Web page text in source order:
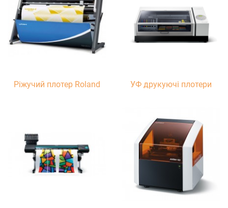
Ріжучий плотер Roland УФ друкуючі плотери